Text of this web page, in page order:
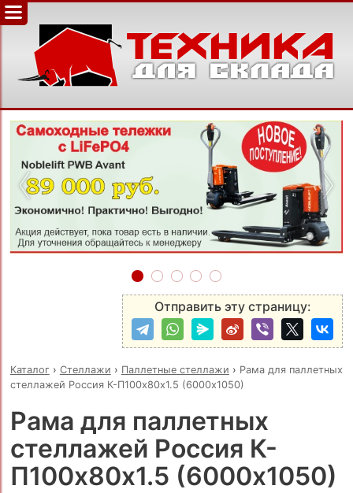
‹ ›
Отправить эту страницу:
Каталог› Стеллажи › Паллетные стеллажи › Рама для паллетных
стеллажей Россия К-П100х80х1.5 (6000х1050)
Рама для паллетных
стеллажей Россия К-
П100х80х1.5 (6000х1050)